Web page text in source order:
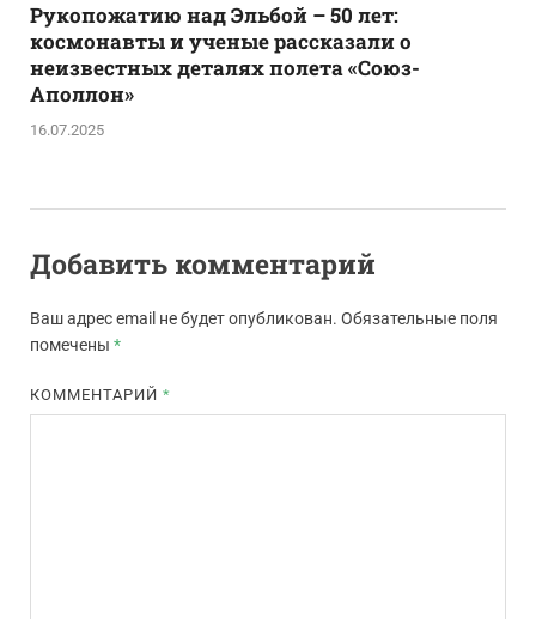
Рукопожатию над Эльбой – 50 лет:
космонавты и ученые рассказали о
неизвестных деталях полета «Союз-
Аполлон»
16.07.2025
Добавить комментарий
Ваш адрес email не будет опубликован. Обязательные поля
помечены *
КОММЕНТАРИЙ*